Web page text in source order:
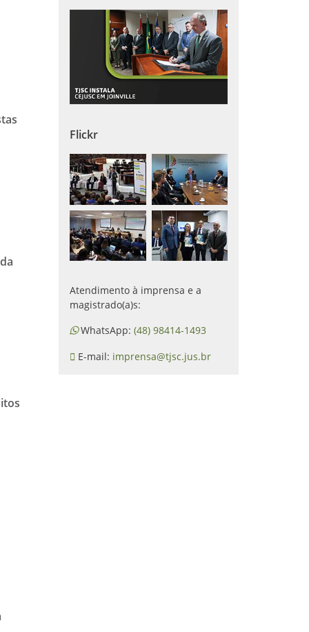
Flickr
Atendimento à imprensa e a
magistrado(a)s:
WhatsApp: (48) 98414-1493
E-mail: imprensa@tjsc.jus.br